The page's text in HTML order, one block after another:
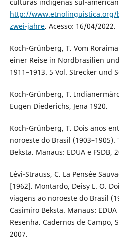
culturas indígenas sul-
http://www.etnolinguistica.org/
zwei-jahre. Acesso: 16/04/2022.
Koch-Grünberg, T. Vom
einer Reise in Nordbrasilien
1911–1913. 5 Vol. Strecker und
Koch-Grünberg, T.
Eugen Diederichs, Jena 1920.
Koch-Grünberg, T. Dois anos
noroeste do Brasil (1903–1905).
Beksta. Manaus: EDUA e FSDB,
Lévi-Strauss, C. La Pensée
[1962]. Montardo, Deisy L. O.
viagens ao noroeste do Brasil
Casimiro Beksta. Manaus: EDUA
Resenha. Cadernos de Campo,
2007.